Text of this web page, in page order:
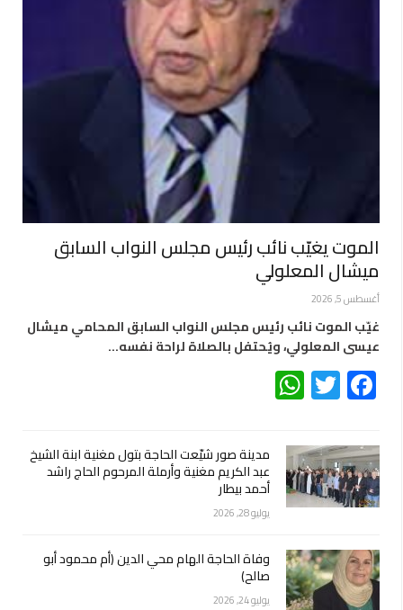
الموت يغيّب نائب رئيس مجلس النواب السابق
ميشال المعلولي
أغسطس 5, 2026
غيّب الموت نائب رئيس مجلس النواب السابق المحامي ميشال
عيسى المعلولي، ويُحتفل بالصلاة لراحة نفسه…
Facebook
Twitter
مدينة صور شيّعت الحاجة بتول مغنية ابنة الشيخ
عبد الكريم مغنية وأرملة المرحوم الحاج راشد
أحمد بيطار
يوليو 28, 2026
وفاة الحاجة الهام محي الدين (أم محمود أبو
صالح)
يوليو 24, 2026